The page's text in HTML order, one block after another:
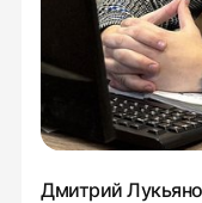
Дмитрий